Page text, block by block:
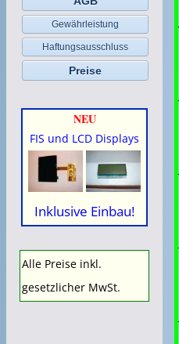
Gewährleistung
Haftungsausschluss
Preise
NEU
FIS und LCD Displays
Inklusive Einbau!
Alle Preise inkl.
gesetzlicher MwSt.